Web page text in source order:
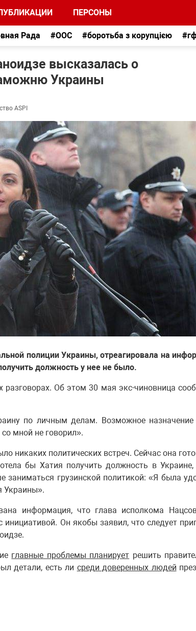
ПЕРСОНЫ
Рада #ООС #боротьба з корупцією
высказалась о
Украины
ASPI
полиции Украины, отреагировала на
должность у нее не было.
разговорах. Об этом 30 мая экс-чиновница
по личным делам. Возможное
мной не говорил».
никаких политических встреч. Сейчас она
бы Хатия получить должность в
заниматься грузинской политикой: «Я была
Украины».
информация, что глава исполкома
Он якобы заявил, что следует
главные проблемы планирует решить
детали, есть ли среди доверенных людей